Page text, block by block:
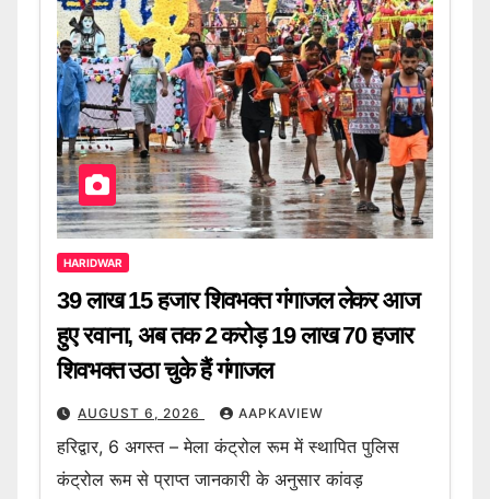
HARIDWAR
39 लाख 15 हजार शिवभक्त गंगाजल लेकर आज
हुए रवाना, अब तक 2 करोड़ 19 लाख 70 हजार
शिवभक्त उठा चुके हैं गंगाजल
AUGUST 6, 2026 AAPKAVIEW
हरिद्वार, 6 अगस्त – मेला कंट्रोल रूम में स्थापित पुलिस
कंट्रोल रूम से प्राप्त जानकारी के अनुसार कांवड़